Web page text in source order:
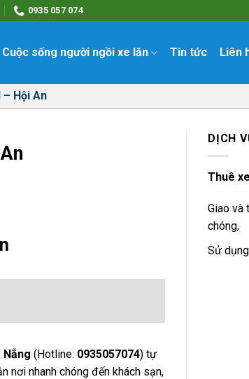
0935 057 074
Cuộc sống người ngồi xe lăn Tin tức Liên
Hội An
Nẵng (Hotline: 0935057074) tự
nơi nhanh chóng đến khách sạn,
DỊCH
Thuê
Giao và
chóng,
Sử